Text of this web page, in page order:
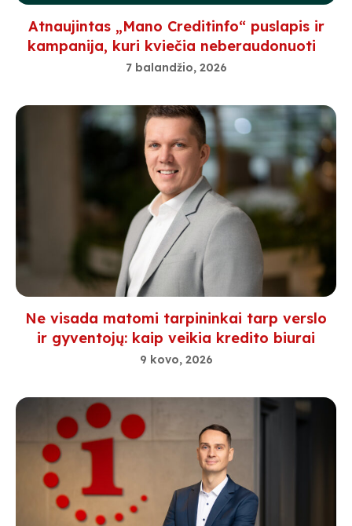
Atnaujintas „Mano Creditinfo“ puslapis ir
kampanija, kuri kviečia neberaudonuoti
7 balandžio, 2026
Ne visada matomi tarpininkai tarp verslo
ir gyventojų: kaip veikia kredito biurai
9 kovo, 2026